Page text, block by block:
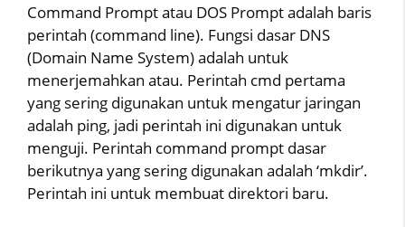
Command Prompt atau DOS Prompt adalah baris
perintah (command line). Fungsi dasar DNS
(Domain Name System) adalah untuk
menerjemahkan atau. Perintah cmd pertama
yang sering digunakan untuk mengatur jaringan
adalah ping, jadi perintah ini digunakan untuk
menguji. Perintah command prompt dasar
berikutnya yang sering digunakan adalah ‘mkdir’.
Perintah ini untuk membuat direktori baru.